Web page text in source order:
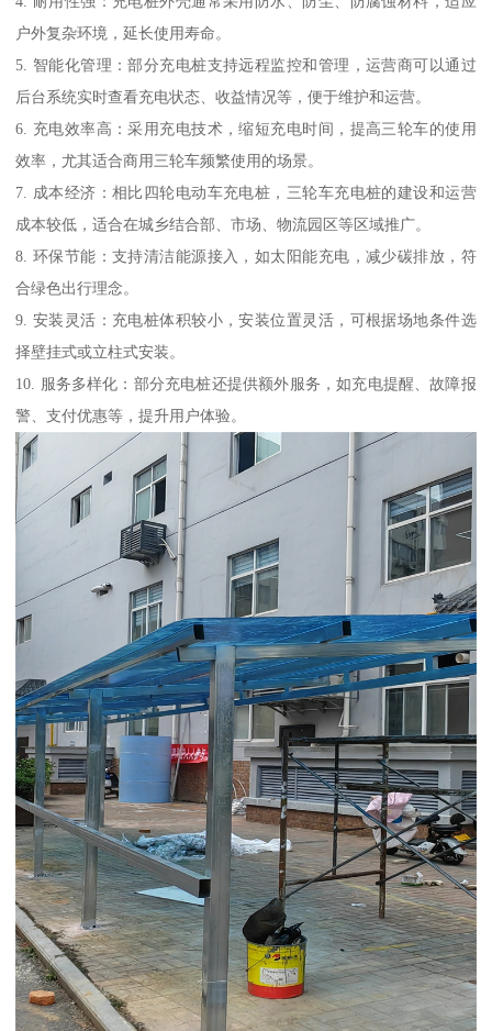
户外复杂环境，延长使用寿命。
5. 智能化管理：部分充电桩支持远程监控和管理，运营商可以通过
后台系统实时查看充电状态、收益情况等，便于维护和运营。
6. 充电效率高：采用充电技术，缩短充电时间，提高三轮车的使用
效率，尤其适合商用三轮车频繁使用的场景。
7. 成本经济：相比四轮电动车充电桩，三轮车充电桩的建设和运营
成本较低，适合在城乡结合部、市场、物流园区等区域推广。
8. 环保节能：支持清洁能源接入，如太阳能充电，减少碳排放，符
合绿色出行理念。
9. 安装灵活：充电桩体积较小，安装位置灵活，可根据场地条件选
择壁挂式或立柱式安装。
10. 服务多样化：部分充电桩还提供额外服务，如充电提醒、故障报
警、支付优惠等，提升用户体验。